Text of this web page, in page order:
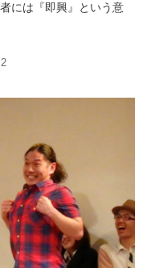
には『即興』という意